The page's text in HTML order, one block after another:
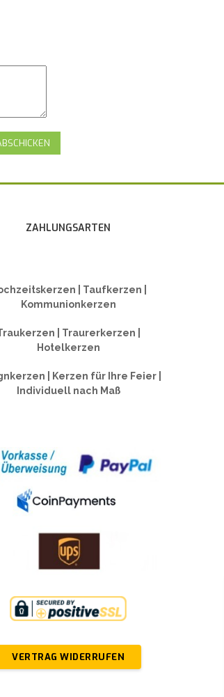
ZAHLUNGSARTEN
| Taufkerzen |
Kommunionkerzen
| Traurerkerzen |
Hotelkerzen
| Kerzen für Ihre Feier |
Individuell nach Maß
VERTRAG WIDERRUFEN